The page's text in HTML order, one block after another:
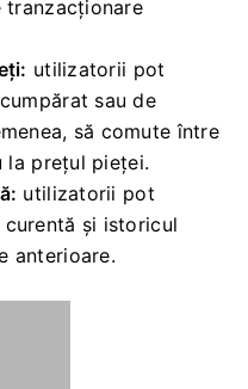
tranzacționare
utilizatorii pot
sau de
să comute între
la prețul pieței.
utilizatorii pot
și istoricul
anterioare.